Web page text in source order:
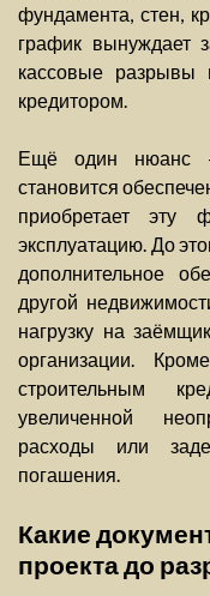
фундамента, стен,
график вынуждает
кассовые разрывы
кредитором.
Ещё один нюанс
становится
приобретает
эксплуатацию. До
дополнительное
другой
нагрузку на
организации.
строительным
увеличенной
расходы или
погашения.
Какие
проекта до